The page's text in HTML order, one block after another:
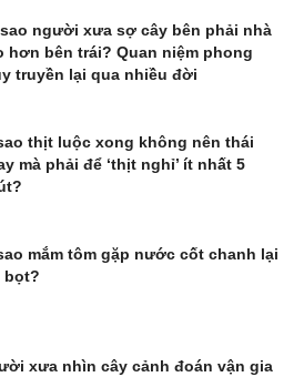
người xưa sợ cây bên phải nhà
hơn bên trái? Quan niệm phong
truyền lại qua nhiều đời
thịt luộc xong không nên thái
mà phải để ‘thịt nghỉ’ ít nhất 5
mắm tôm gặp nước cốt chanh lại
bọt?
xưa nhìn cây cảnh đoán vận gia